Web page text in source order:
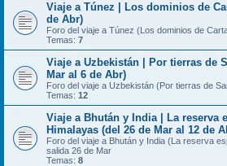
Viaje a Túnez | Los dominios de
de Abr)
Foro del viaje a Túnez (Los dominios de
Temas: 7
Viaje a Uzbekistán | Por tierras de
Mar al 6 de Abr)
Foro del viaje a Uzbekistán (Por tierras de
Temas: 12
Viaje a Bhután y India | La reserva
Himalayas (del 26 de Mar al 12 de
Foro del viaje a Bhután y India (La reserva
salida 26 de Mar
Temas: 8